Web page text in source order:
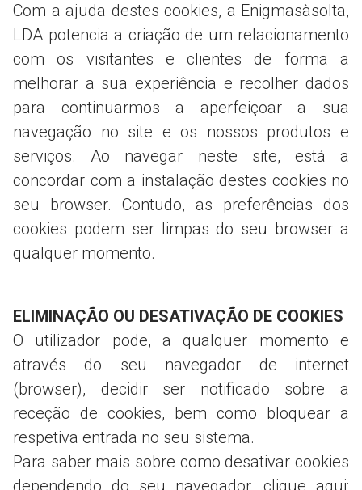
Com a ajuda destes cookies, a Enigmasàsolta,
LDA potencia a criação de um relacionamento
com os visitantes e clientes de forma a
melhorar a sua experiência e recolher dados
para continuarmos a aperfeiçoar a sua
navegação no site e os nossos produtos e
serviços. Ao navegar neste site, está a
concordar com a instalação destes cookies no
seu browser. Contudo, as preferências dos
cookies podem ser limpas do seu browser a
qualquer momento.
ELIMINAÇÃO OU DESATIVAÇÃO DE COOKIES
O utilizador pode, a qualquer momento e
através do seu navegador de internet
(browser), decidir ser notificado sobre a
receção de cookies, bem como bloquear a
respetiva entrada no seu sistema.
Para saber mais sobre como desativar cookies